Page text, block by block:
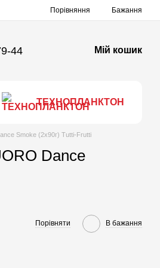
Порівняння Бажання
44 Мій кошик
ТЕХНОПЛАНКТОН
Smoke (2х90г) Tutti-Frutti
Dance
Порівняти В бажання